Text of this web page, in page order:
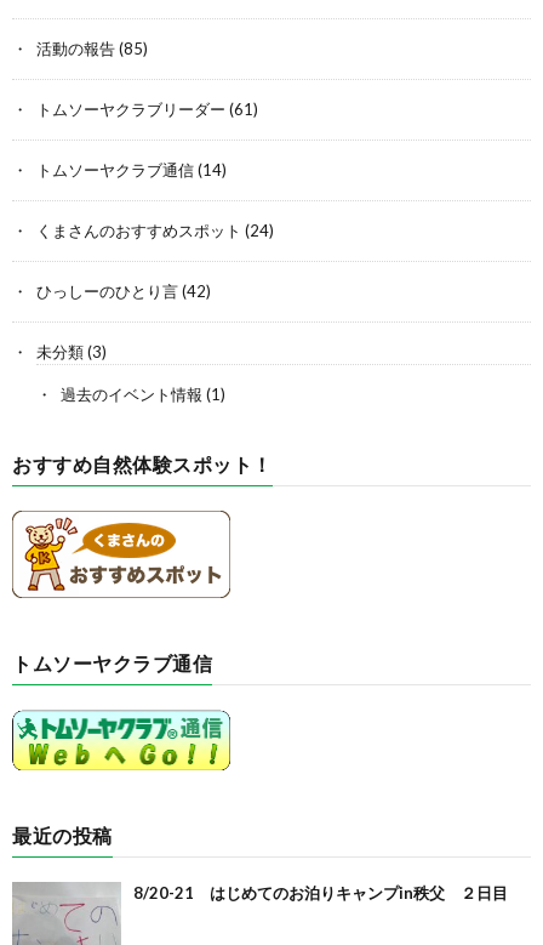
活動の報告(85)
トムソーヤクラブリーダー (61)
トムソーヤクラブ通信(14)
くまさんのおすすめスポット (24)
ひっしーのひとり言(42)
未分類(3)
過去のイベント情報 (1)
おすすめ自然体験スポット！
トムソーヤクラブ通信
最近の投稿
8/20-21 はじめてのお泊りキャンプin秩父 ２日目